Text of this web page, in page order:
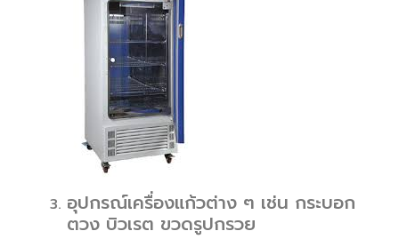
อุปกรณ์เครื่องแก้วต่าง ๆ เช่น กระบอก
ตวง บิวเรต ขวดรูปกรวย